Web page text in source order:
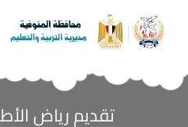
تقديم رياض